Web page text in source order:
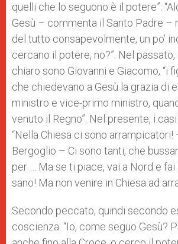
quelli che lo seguono è il potere”:
Gesù – commenta il Santo Padre –
del tutto consapevolmente, un po’
cercano il potere, no?”. Nel
chiaro sono Giovanni e Giacomo, “i
che chiedevano a Gesù la grazia di
ministro e vice-primo ministro,
venuto il Regno”. Nel presente, i
“Nella Chiesa ci sono arrampicatori!
Bergoglio – Ci sono tanti, che
per … Ma se ti piace, vai a Nord e fai
sano! Ma non venire in Chiesa ad
Secondo peccato, quindi secondo
coscienza: “Io, come seguo Gesù?